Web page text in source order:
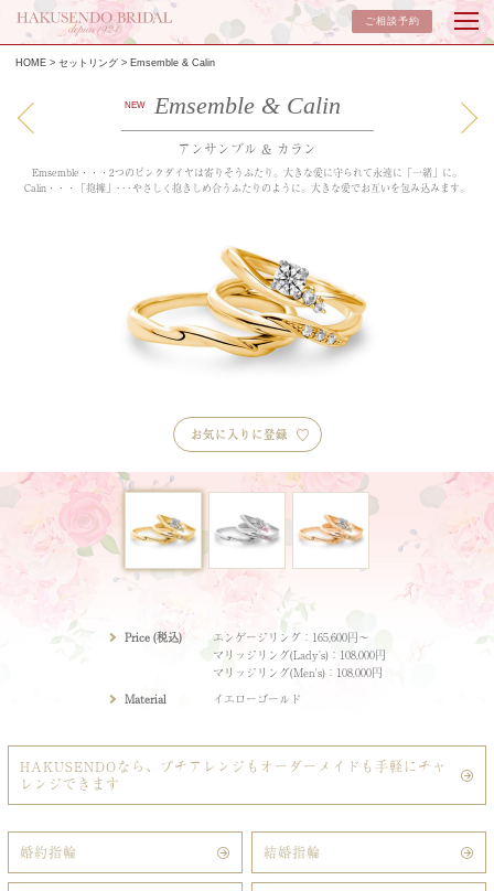
ご相談予約
HOME セットリング Emsemble & Calin
Emsemble & Calin
NEW
アンサンブル & カラン
Emsemble・・・2つのピンクダイヤは寄りそうふたり。大きな愛に守られて永遠に「一緒」に。
Calin・・・「抱擁」･･･やさしく抱きしめ合うふたりのように。大きな愛でお互いを包み込みます。
お気に入りに登録
Price (税込)
エンゲージリング：165,600円〜
マリッジリング(Lady’s)：108,000円
マリッジリング(Men's)：108,000円
Material
イエローゴールド
HAKUSENDOなら、プチアレンジもオーダーメイドも手軽にチャ
レンジできます
婚約指輪 結婚指輪